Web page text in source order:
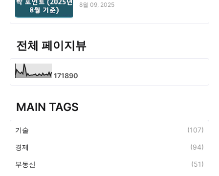
8월 09, 2025
전체 페이지뷰
171890
MAIN TAGS
기술 (107)
경제 (94)
부동산 (51)